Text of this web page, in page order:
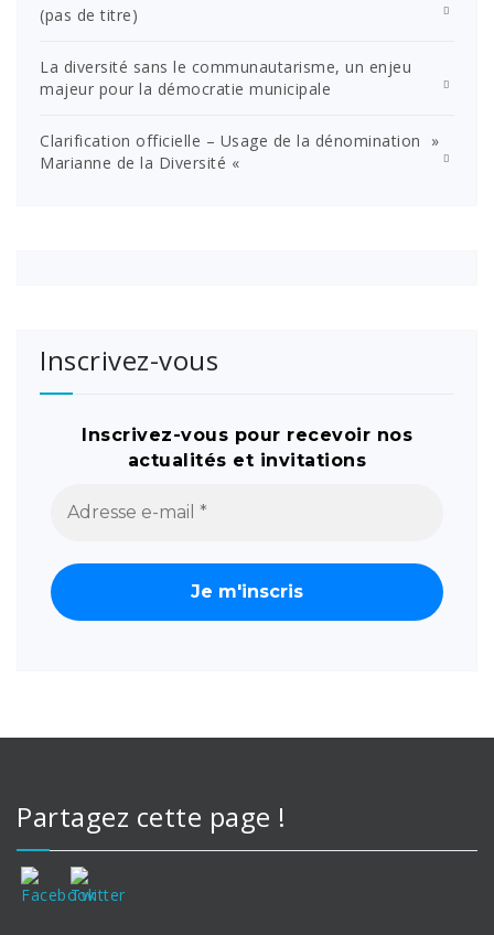
(pas de titre)
La diversité sans le communautarisme, un enjeu
majeur pour la démocratie municipale
Clarification officielle – Usage de la dénomination »
Marianne de la Diversité «
Inscrivez-vous
Inscrivez-vous pour recevoir nos
actualités et invitations
Partagez cette page !